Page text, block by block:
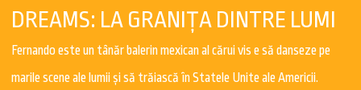
DREAMS: LA GRANIȚA DINTRE LUMI
Fernando este un tânăr balerin mexican al cărui vis e să danseze pe
marile scene ale lumii şi să trăiască în Statele Unite ale Americii.